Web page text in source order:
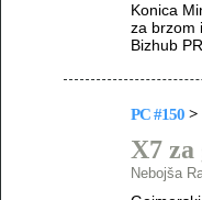
Konica
za brzom
Bizhub
PC #150 >
X7 za
Nebojša